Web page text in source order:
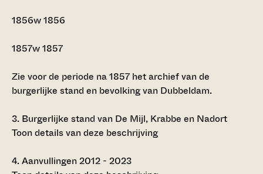
1856w1856
1857w1857
Zie voor de periode na 1857 het archief van de
burgerlijke stand en bevolking van Dubbeldam.
3. Burgerlijke stand van De Mijl, Krabbe en Nadort
Toon details van deze beschrijving
4.Aanvullingen 2012 - 2023